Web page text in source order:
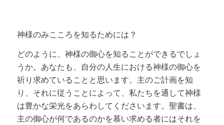
神様のみこころを知るためには？
どのように、神様の御心を知ることができるでしょ
うか。あなたも、自分の人生における神様の御心を
祈り求めていることと思います。主のご計画を知
り、それに従うことによって、私たちを通して神様
は豊かな栄光をあらわしてくださいます。聖書は、
主の御心が何であるのかを慕い求める者にはそれを